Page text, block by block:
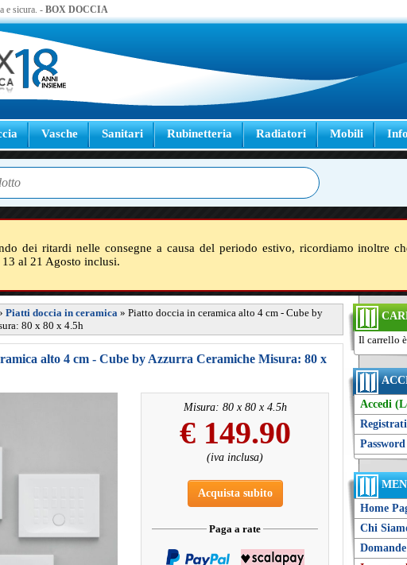
e sicura. - BOX DOCCIA
Vasche Sanitari Rubinetteria Radiatori Mobili
dei ritardi nelle consegne a causa del periodo estivo, ricordiamo inoltre
al 21 Agosto inclusi.
Il carrello
Accedi
Home
Chi
Piatti doccia in ceramica » Piatto doccia in ceramica alto 4 cm - Cube by
80 x 80 x 4.5h
alto 4 cm - Cube by Azzurra Ceramiche Misura: 80 x
Misura: 80 x 80 x 4.5h
€ 149.90
(iva inclusa)
Acquista subito
Paga a rate